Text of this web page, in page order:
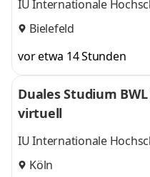
IU Internationale
Bielefeld
vor etwa 14 Stunden
Duales Studium
virtuell
IU Internationale
Köln